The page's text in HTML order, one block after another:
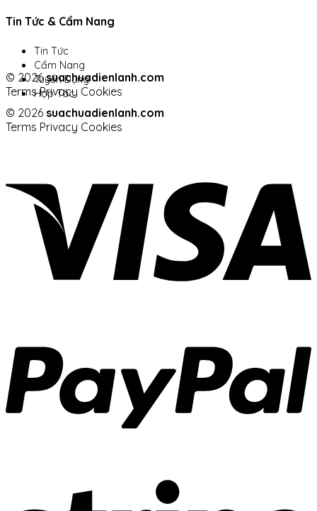
Tin Tức & Cẩm Nang
Tin Tức
Cẩm Nang
Tuyển Dụng
Hợp Tác
© 2026suachuadienlanh.com
Terms Privacy Cookies
© 2026 suachuadienlanh.com
Terms Privacy Cookies